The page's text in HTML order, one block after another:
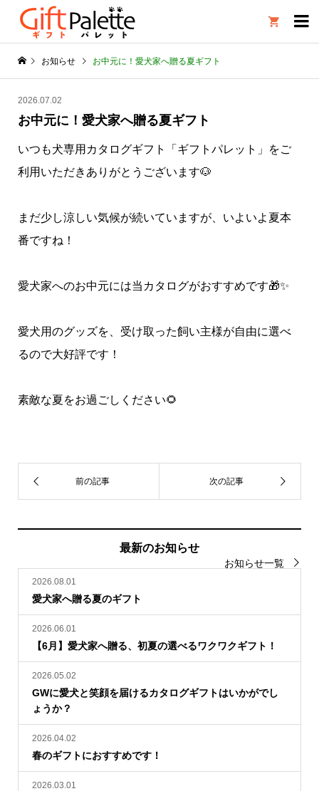

お知らせ お中元に！愛犬家へ贈る夏ギフト
2026.07.02
お中元に！愛犬家へ贈る夏ギフト
いつも犬専用カタログギフト「ギフトパレット」をご
利用いただきありがとうございます🐶
まだ少し涼しい気候が続いていますが、いよいよ夏本
番ですね！
愛犬家へのお中元には当カタログがおすすめです🎁✨
愛犬用のグッズを、受け取った飼い主様が自由に選べ
るので大好評です！
素敵な夏をお過ごしください🌻
最新のお知らせ
お知らせ一覧
2026.08.01
愛犬家へ贈る夏のギフト
2026.06.01
【6月】愛犬家へ贈る、初夏の選べるワクワクギフト！
2026.05.02
GWに愛犬と笑顔を届けるカタログギフトはいかがでし
ょうか？
2026.04.02
春のギフトにおすすめです！
2026.03.01